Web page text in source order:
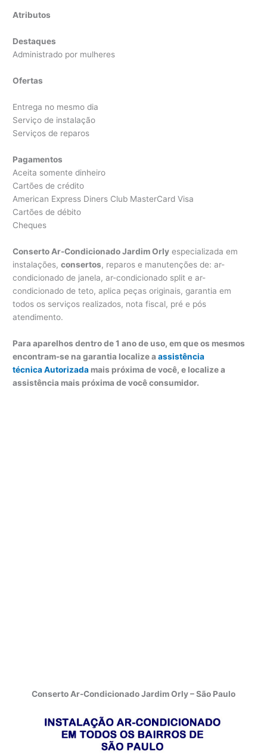
Atributos
Destaques
Administrado por mulheres
Ofertas
Entrega no mesmo dia
Serviço de instalação
Serviços de reparos
Pagamentos
Aceita somente dinheiro
Cartões de crédito
American Express Diners Club MasterCard Visa
Cartões de débito
Cheques
Conserto Ar-Condicionado Jardim Orly especializada em
instalações,consertos, reparos e manutenções de: ar-
condicionado de janela, ar-condicionado split e ar-
condicionado de teto, aplica peças originais, garantia em
todos os serviços realizados, nota fiscal, pré e pós
atendimento.
Para aparelhos dentro de 1 ano de uso, em que os mesmos
encontram-se na garantia localize aassistência
técnica Autorizada mais próxima de você, e localize a
assistência mais próxima de você consumidor.
Conserto Ar-Condicionado Jardim Orly – São Paulo